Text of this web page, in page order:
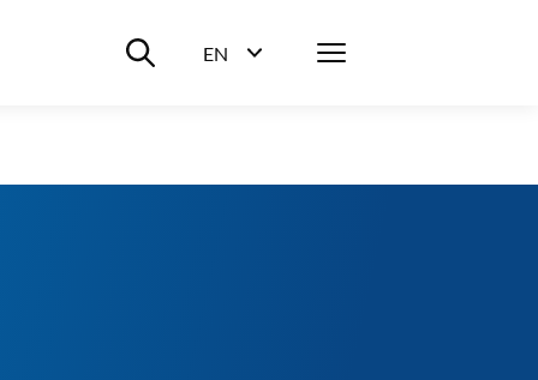
Suche ein-/ausblenden
EN
Menü